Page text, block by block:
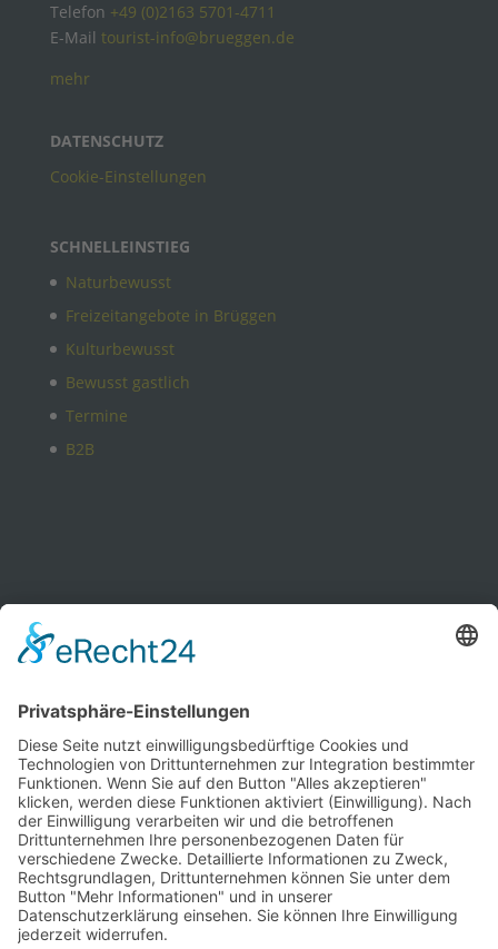
Telefon +49 (0)2163 5701-4711
E-Mail tourist-info@brueggen.de
mehr
DATENSCHUTZ
Cookie-Einstellungen
SCHNELLEINSTIEG
Naturbewusst
Freizeitangebote in Brüggen
Kulturbewusst
Bewusst gastlich
Termine
B2B